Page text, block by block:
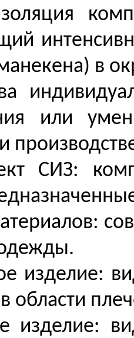
в
или
СИЗ:
изделие:
области
изделие: